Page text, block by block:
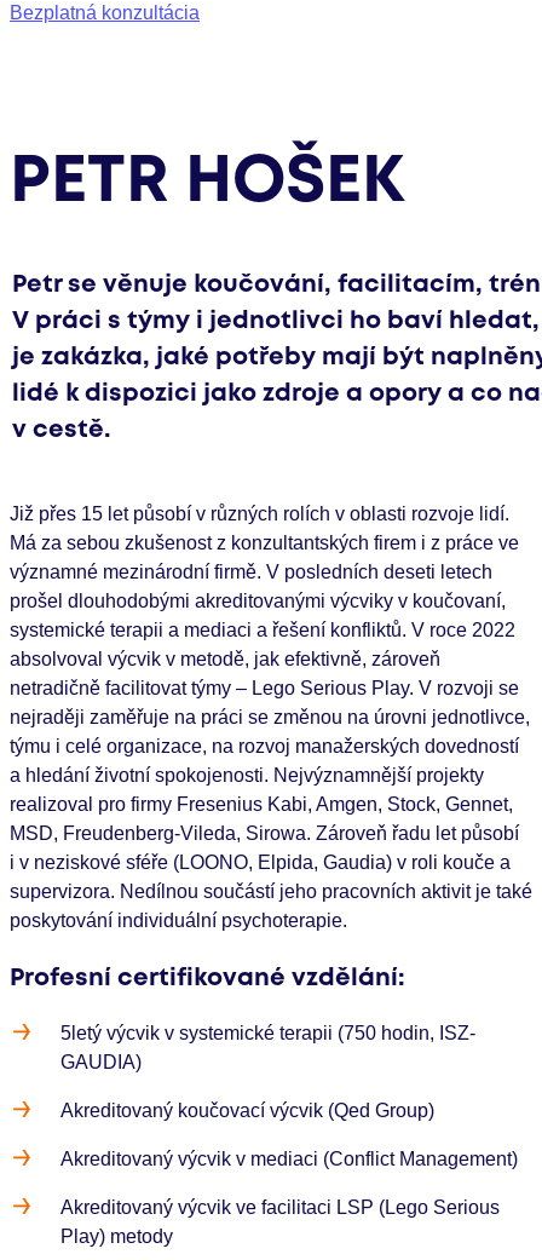
Bezplatná konzultácia
PETR HOŠEK
Petr se věnuje koučování, facilitacím,
V práci s týmy i jednotlivci ho baví
je zakázka, jaké potřeby mají být
lidé k dispozici jako zdroje a opory a co
v cestě.
Již přes 15 let působí v různých rolích v oblasti rozvoje lidí.
Má za sebou zkušenost z konzultantských firem i z práce ve
významné mezinárodní firmě. V posledních deseti letech
prošel dlouhodobými akreditovanými výcviky v koučovaní,
systemické terapii a mediaci a řešení konfliktů. V roce 2022
absolvoval výcvik v metodě, jak efektivně, zároveň
netradičně facilitovat týmy – Lego Serious Play. V rozvoji se
nejraději zaměřuje na práci se změnou na úrovni jednotlivce,
týmu i celé organizace, na rozvoj manažerských dovedností
a hledání životní spokojenosti. Nejvýznamnější projekty
realizoval pro firmy Fresenius Kabi, Amgen, Stock, Gennet,
MSD, Freudenberg-Vileda, Sirowa. Zároveň řadu let působí
i v neziskové sféře (LOONO, Elpida, Gaudia) v roli kouče a
supervizora. Nedílnou součástí jeho pracovních aktivit je také
poskytování individuální psychoterapie.
Profesní certifikované vzdělání:
5letý výcvik v systemické terapii (750 hodin, ISZ-
GAUDIA)
Akreditovaný koučovací výcvik (Qed Group)
Akreditovaný výcvik v mediaci (Conflict Management)
Akreditovaný výcvik ve facilitaci LSP (Lego Serious
Play) metody